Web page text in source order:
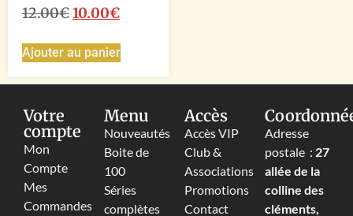
12.00€10.00€
Ajouter au panier
Votre
compte
Mon
Compte
Mes
Commandes
Menu
Nouveautés
Boite de
100
Séries
complètes
Accès
Accès VIP
Club &
Associations
Promotions
Contact
Adresse
postale : 27
allée de la
colline des
cléments,